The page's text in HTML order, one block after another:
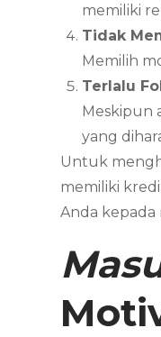
memiliki
Tidak
Memilih
Terlalu
Meskipun
yang
Untuk
memiliki
Anda kepada